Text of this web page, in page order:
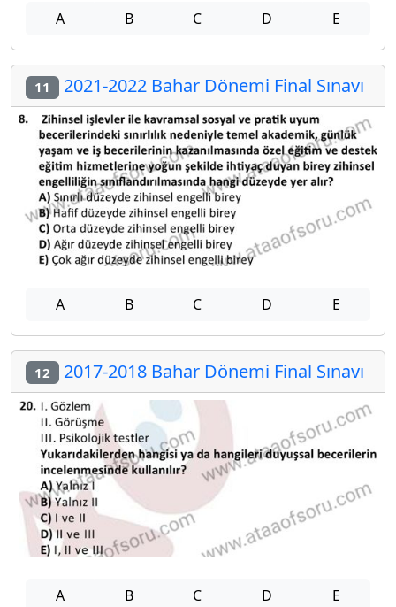
A B C D E
11 2021-2022 Bahar Dönemi Final Sınavı
A B C D E
12 2017-2018 Bahar Dönemi Final Sınavı
A B C D E